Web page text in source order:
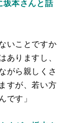
坂本さんと話
いことですか
ありますし、
がら親しくさ
すが、若い方
です」